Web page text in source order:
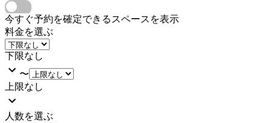
今すぐ予約を確定できるスペースを表示
料金を選ぶ
下限なし
〜
上限なし
人数を選ぶ